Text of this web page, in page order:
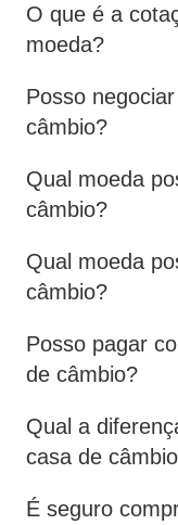
O que é a
moeda?
Posso
câmbio?
Qual moeda
câmbio?
Qual moeda
câmbio?
Posso pagar
de câmbio?
Qual a
casa de
É seguro